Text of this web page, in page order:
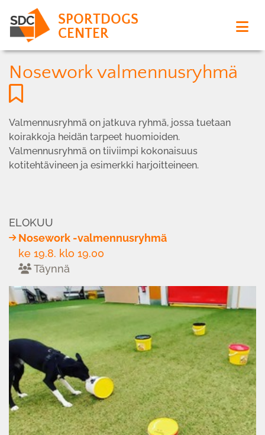
SPORTDOGS
CENTER
Nosework valmennusryhmä
Valmennusryhmä on jatkuva ryhmä, jossa tuetaan
koirakkoja heidän tarpeet huomioiden.
Valmennusryhmä on tiiviimpi kokonaisuus
kotitehtävineen ja esimerkki harjoitteineen.
ELOKUU
Nosework -valmennusryhmä
ke 19.8. klo 19.00
Täynnä